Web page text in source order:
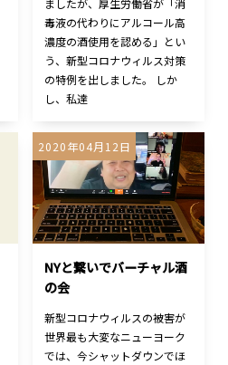
毒液の代わりにアルコール高
濃度の酒使用を認める」とい
う、新型コロナウィルス対策
の特例を出しました。 しか
し、私達
2020年04月12日
NYと繋いでバーチャル酒
の会
新型コロナウィルスの被害が
世界最も大変なニューヨーク
では、今シャットダウンでほ